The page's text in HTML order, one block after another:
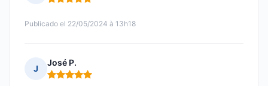
Nota: 5 de 5
Publicado el 22/05/2024 à 13h18
J
José P.
Nota: 5 de 5